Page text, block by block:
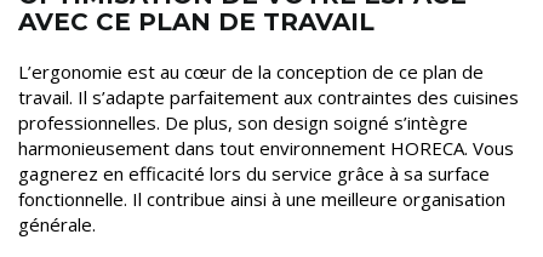
AVEC CE PLAN DE TRAVAIL
L’ergonomie est au cœur de la conception de ce plan de
travail. Il s’adapte parfaitement aux contraintes des cuisines
professionnelles. De plus, son design soigné s’intègre
harmonieusement dans tout environnement HORECA. Vous
gagnerez en efficacité lors du service grâce à sa surface
fonctionnelle. Il contribue ainsi à une meilleure organisation
générale.